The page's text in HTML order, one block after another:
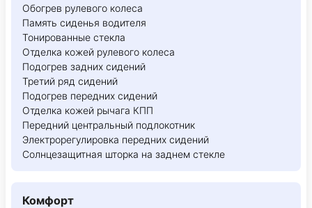
Обогрев рулевого колеса
Память сиденья водителя
Тонированные стекла
Отделка кожей рулевого колеса
Подогрев задних сидений
Третий ряд сидений
Подогрев передних сидений
Отделка кожей рычага КПП
Передний центральный подлокотник
Электрорегулировка передних сидений
Солнцезащитная шторка на заднем стекле
Комфорт